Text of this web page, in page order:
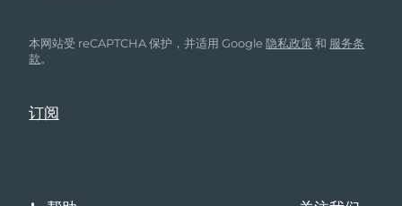
本网站受 reCAPTCHA 保护，并适用 Google隐私政策 和 服务条
款。